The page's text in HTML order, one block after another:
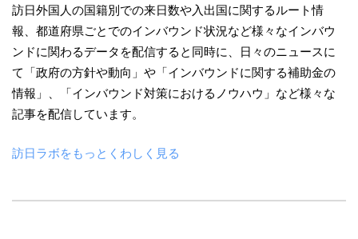
訪日外国人の国籍別での来日数や入出国に関するルート情
報、都道府県ごとでのインバウンド状況など様々なインバウ
ンドに関わるデータを配信すると同時に、日々のニュースに
て「政府の方針や動向」や「インバウンドに関する補助金の
情報」、「インバウンド対策におけるノウハウ」など様々な
記事を配信しています。
訪日ラボをもっとくわしく見る